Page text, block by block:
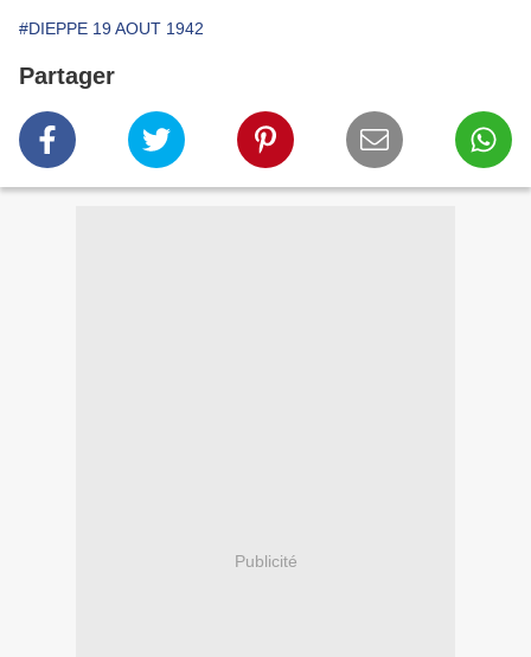
#DIEPPE 19 AOUT 1942
Partager
Publicité